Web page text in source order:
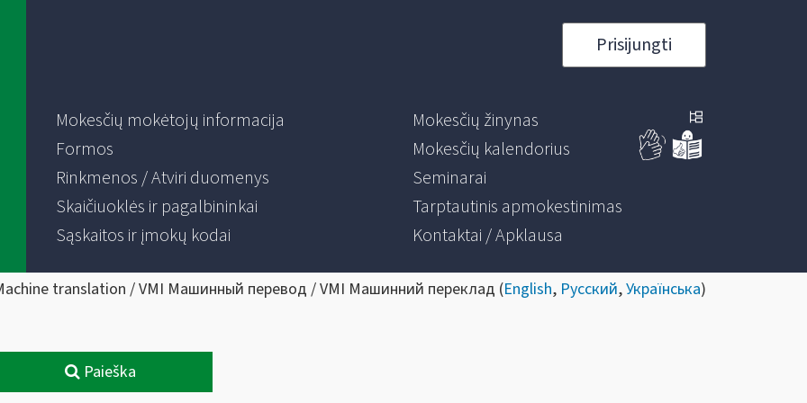
Prisijungti
Mokesčių mokėtojų informacija
Formos
Rinkmenos / Atviri duomenys
Skaičiuoklės ir pagalbininkai
Sąskaitos ir įmokų kodai
Mokesčių žinynas
Mokesčių kalendorius
Seminarai
Tarptautinis apmokestinimas
Kontaktai / Apklausa
translation / VMI Машинный перевод / VMI Машинний переклад (English, Русский,Українська)
Paieška